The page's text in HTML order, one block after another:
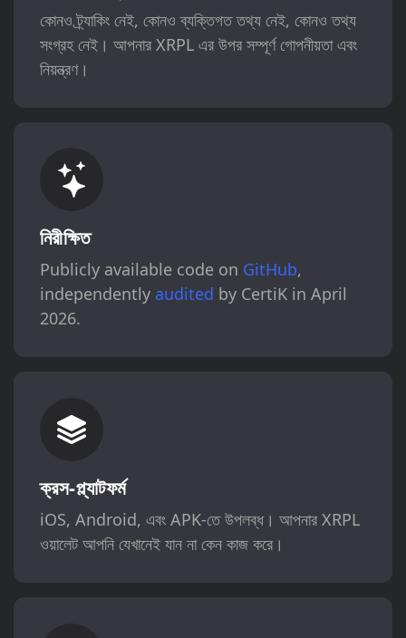
কোনও ট্র্যাকিং নেই, কোনও ব্যক্তিগত তথ্য নেই, কোনও তথ্য
সংগ্রহ নেই। আপনার XRPL এর উপর সম্পূর্ণ গোপনীয়তা এবং
নিয়ন্ত্রণ।
নিরীক্ষিত
Publicly available code on GitHub,
independently audited by CertiK in April
2026.
ক্রস-প্ল্যাটফর্ম
iOS, Android, এবং APK-তে উপলব্ধ। আপনার XRPL
ওয়ালেট আপনি যেখানেই যান না কেন কাজ করে।